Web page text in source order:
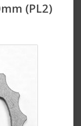
(PL2)